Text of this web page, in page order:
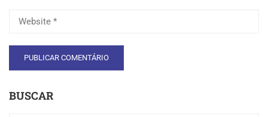
BUSCAR